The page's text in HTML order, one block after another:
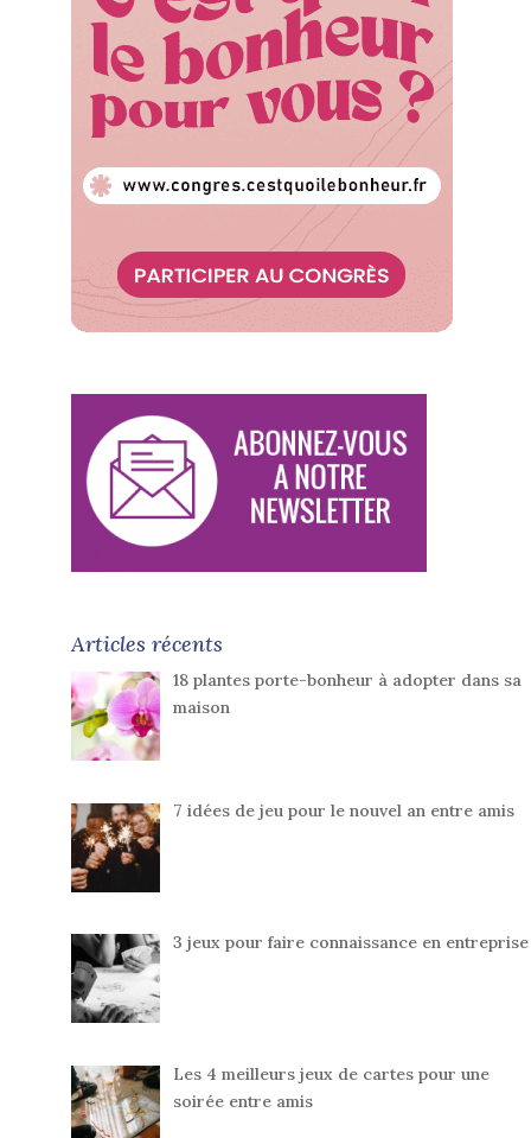
Articles récents
18 plantes porte-bonheur à adopter dans sa
maison
7 idées de jeu pour le nouvel an entre amis
3 jeux pour faire connaissance en entreprise
Les 4 meilleurs jeux de cartes pour une
soirée entre amis